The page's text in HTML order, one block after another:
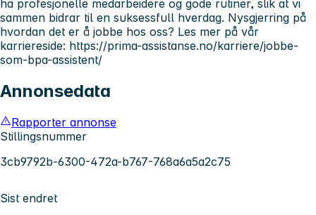
ha profesjonelle medarbeidere og gode rutiner, slik at vi
sammen bidrar til en suksessfull hverdag. Nysgjerring på
hvordan det er å jobbe hos oss? Les mer på vår
karriereside: https://prima-assistanse.no/karriere/jobbe-
som-bpa-assistent/
Annonsedata
Rapporter annonse
Stillingsnummer
3cb9792b-6300-472a-b767-768a6a5a2c75
Sist endret